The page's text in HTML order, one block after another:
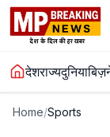
देशराज्यदुनिया
Home/Sports